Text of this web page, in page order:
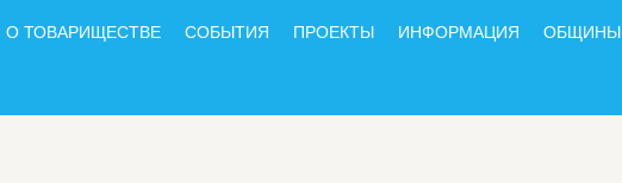
О ТОВАРИЩЕСТВЕ СОБЫТИЯ ПРОЕКТЫ ИНФОРМАЦИЯ ОБЩИНЫ